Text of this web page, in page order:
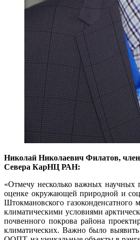
Николай Николаевич Филатов,
Севера КарНЦ РАН:
«Отмечу несколько важных научных
оценке окружающей природной и
Штокмановского
климатическими условиями
почвенного покрова района
климатических. Важно было выявить